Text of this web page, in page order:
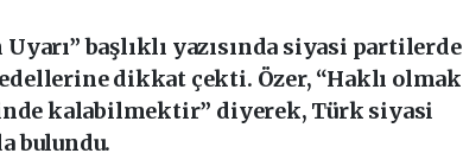
başlıklı yazısında siyasi partilerde
dikkat çekti. Özer, “Haklı olmak
kalabilmektir” diyerek, Türk siyasi
bulundu.